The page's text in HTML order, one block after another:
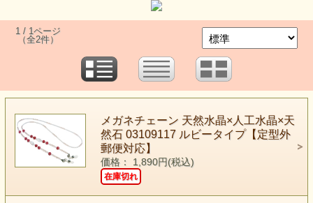
1 / 1ページ
（全2件）
メガネチェーン 天然水晶×人工水晶×天
然石 03109117 ルビータイプ【定型外
郵便対応】
価格： 1,890円(税込)
在庫切れ